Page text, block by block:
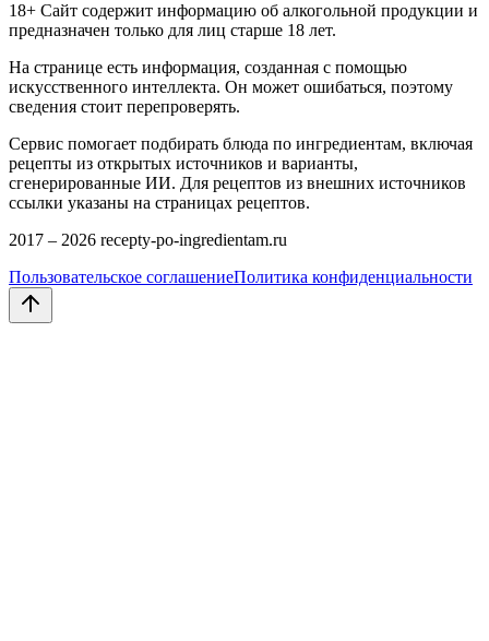
18+ Сайт содержит информацию об алкогольной продукции и
предназначен только для лиц старше 18 лет.
На странице есть информация, созданная с помощью
искусственного интеллекта. Он может ошибаться, поэтому
сведения стоит перепроверять.
Сервис помогает подбирать блюда по ингредиентам, включая
рецепты из открытых источников и варианты,
сгенерированные ИИ. Для рецептов из внешних источников
ссылки указаны на страницах рецептов.
2017 – 2026 recepty-po-ingredientam.ru
Пользовательское соглашениеПолитика конфиденциальности